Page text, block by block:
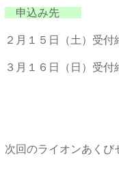
申込み先
２月１５日（土）受付
３月１６日（日）受付
次回のライオンあくび